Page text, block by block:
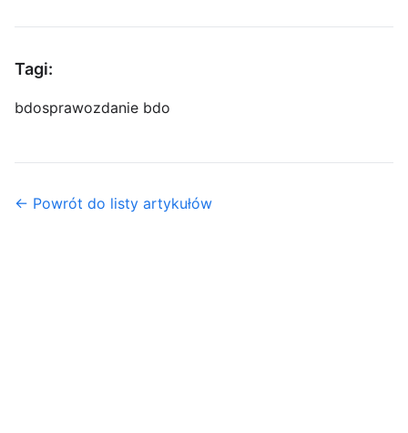
Tagi:
bdosprawozdanie bdo
← Powrót do listy artykułów